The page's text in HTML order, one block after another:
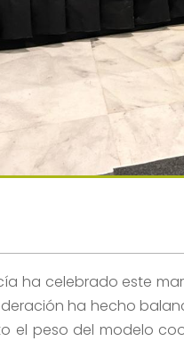
ha celebrado este
ha hecho
el peso del modelo